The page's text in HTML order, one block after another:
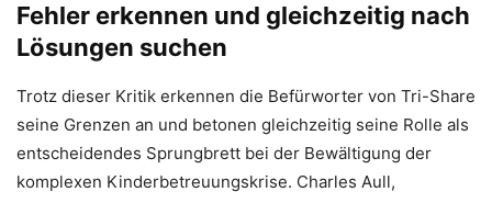
Fehler erkennen und gleichzeitig nach
Lösungen suchen
Trotz dieser Kritik erkennen die Befürworter von Tri-Share
seine Grenzen an und betonen gleichzeitig seine Rolle als
entscheidendes Sprungbrett bei der Bewältigung der
komplexen Kinderbetreuungskrise. Charles Aull,